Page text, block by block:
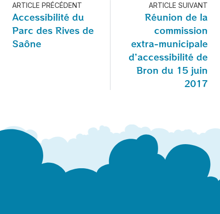
ARTICLE PRÉCÉDENT
Accessibilité du
Parc des Rives de
Saône
ARTICLE SUIVANT
Réunion de la
commission
extra-municipale
d’accessibilité de
Bron du 15 juin
2017